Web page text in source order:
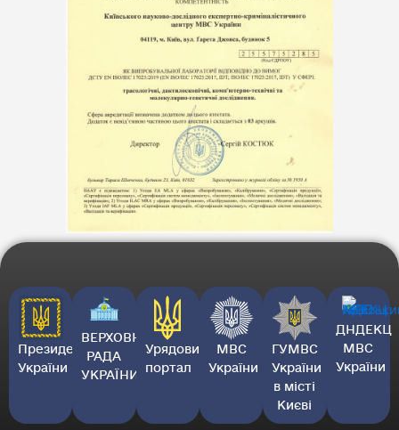
Президент
України
ВЕРХОВНА
РАДА
УКРАЇНИ
Урядовий
портал
МВС
України
ГУМВС
України
в місті
Києві
ДНДЕКЦ
МВС
України